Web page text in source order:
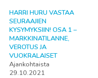
HARRI HURU VASTAA
SEURAAJIEN
KYSYMYKSIIN! OSA 1 –
MARKKINATILANNE,
VEROTUS JA
VUOKRALAISET
Ajankohtaista
29.10.2021